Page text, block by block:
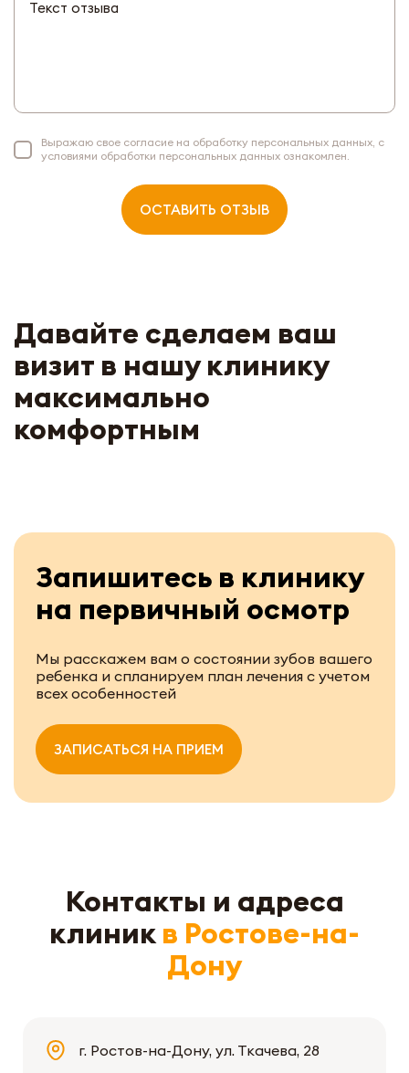
Выражаю свое согласие на обработку персональных данных, с
условиями обработки персональных данных ознакомлен.
ОСТАВИТЬ ОТЗЫВ
Давайте сделаем ваш
визит в нашу клинику
максимально
комфортным
Запишитесь в клинику
на первичный осмотр
Мы расскажем вам о состоянии зубов вашего
ребенка и спланируем план лечения с учетом
всех особенностей
ЗАПИСАТЬСЯ НА ПРИЕМ
Контакты и адреса
клиникв Ростове-на-
Дону
г. Ростов-на-Дону, ул. Ткачева, 28